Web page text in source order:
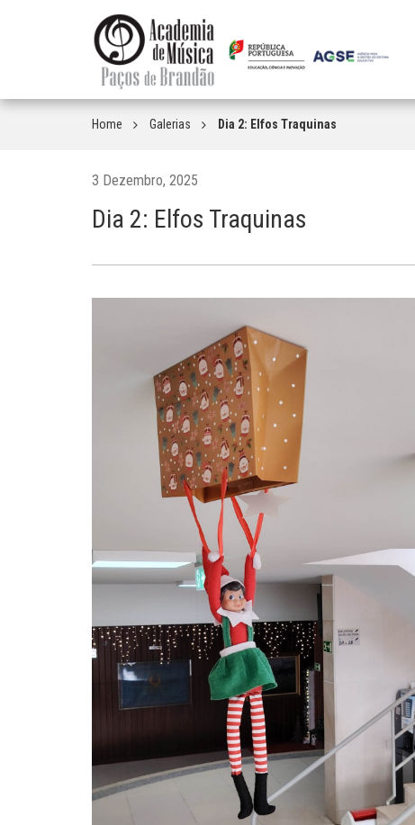
Home Galerias Dia 2: Elfos Traquinas
3 Dezembro, 2025
Dia 2: Elfos Traquinas